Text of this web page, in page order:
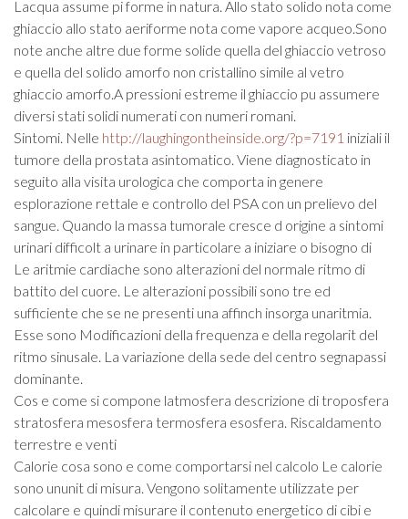
Lacqua assume pi forme in natura. Allo stato solido nota come
ghiaccio allo stato aeriforme nota come vapore acqueo.Sono
note anche altre due forme solide quella del ghiaccio vetroso
e quella del solido amorfo non cristallino simile al vetro
ghiaccio amorfo.A pressioni estreme il ghiaccio pu assumere
diversi stati solidi numerati con numeri romani.
Sintomi. Nelle http://laughingontheinside.org/?p=7191 iniziali il
tumore della prostata asintomatico. Viene diagnosticato in
seguito alla visita urologica che comporta in genere
esplorazione rettale e controllo del PSA con un prelievo del
sangue. Quando la massa tumorale cresce d origine a sintomi
urinari difficolt a urinare in particolare a iniziare o bisogno di
Le aritmie cardiache sono alterazioni del normale ritmo di
battito del cuore. Le alterazioni possibili sono tre ed
sufficiente che se ne presenti una affinch insorga unaritmia.
Esse sono Modificazioni della frequenza e della regolarit del
ritmo sinusale. La variazione della sede del centro segnapassi
dominante.
Cos e come si compone latmosfera descrizione di troposfera
stratosfera mesosfera termosfera esosfera. Riscaldamento
terrestre e venti
Calorie cosa sono e come comportarsi nel calcolo Le calorie
sono ununit di misura. Vengono solitamente utilizzate per
calcolare e quindi misurare il contenuto energetico di cibi e